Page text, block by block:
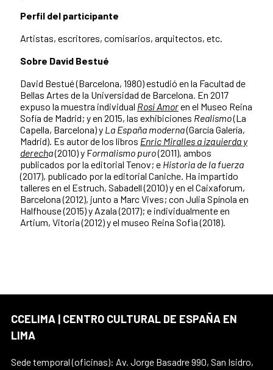
Perfil del participante
Artistas, escritores, comisarios, arquitectos, etc.
Sobre David Bestué
David Bestué (Barcelona, 1980) estudió en la Facultad de
Bellas Artes de la Universidad de Barcelona. En 2017
expuso la muestra individual Rosi Amoren el Museo Reina
Sofía de Madrid; y en 2015, las exhibiciones Realismo(La
Capella, Barcelona) y La España moderna(García Galería,
Madrid). Es autor de los libros Enric Miralles a izquierda y
derecha(2010) y Formalismo puro(2011), ambos
publicados por la editorial Tenov; e Historia de la fuerza
(2017), publicado por la editorial Caniche. Ha impartido
talleres en el Estruch, Sabadell (2010) y en el Caixaforum,
Barcelona (2012), junto a Marc Vives; con Julia Spínola en
Halfhouse (2015) y Azala (2017); e individualmente en
Artium, Vitoria (2012) y el museo Reina Sofia (2018).
CCELIMA | CENTRO CULTURAL DE ESPAÑA EN
LIMA
Sede temporal (oficinas): Av. Jorge Basadre 990, San Isidro,